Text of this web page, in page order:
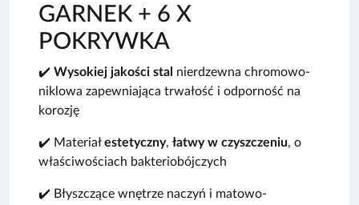
GARNEK + 6 X
POKRYWKA
✔️ Wysokiej jakości stal nierdzewna chromowo-
niklowa zapewniająca trwałość i odporność na
korozję
✔️ Materiałestetyczny, łatwy w czyszczeniu, o
właściwościach bakteriobójczych
✔️ Błyszczące wnętrze naczyń i matowo-